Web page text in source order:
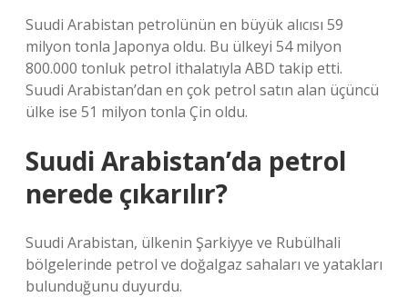
Suudi Arabistan petrolünün en büyük alıcısı 59
milyon tonla Japonya oldu. Bu ülkeyi 54 milyon
800.000 tonluk petrol ithalatıyla ABD takip etti.
Suudi Arabistan’dan en çok petrol satın alan üçüncü
ülke ise 51 milyon tonla Çin oldu.
Suudi Arabistan’da petrol
nerede çıkarılır?
Suudi Arabistan, ülkenin Şarkiyye ve Rubülhali
bölgelerinde petrol ve doğalgaz sahaları ve yatakları
bulunduğunu duyurdu.